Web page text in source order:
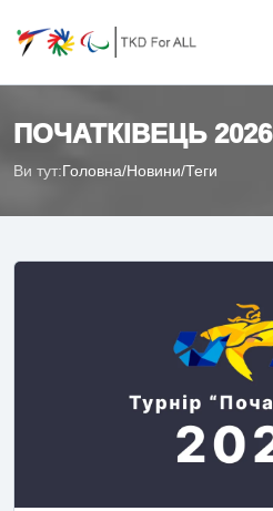
ПОЧАТКІВЕЦЬ 2026
Ви тут: Головна/Новини/Теги